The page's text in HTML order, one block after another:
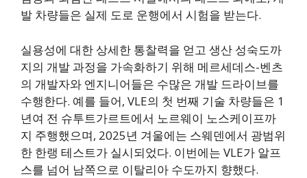
발 차량들은 실제 도로 운행에서 시험을 받는다.
실용성에 대한 상세한 통찰력을 얻고 생산 성숙도까
지의 개발 과정을 가속화하기 위해 메르세데스-벤츠
의 개발자와 엔지니어들은 수많은 개발 드라이브를
수행한다. 예를 들어, VLE의 첫 번째 기술 차량들은 1
년여 전 슈투트가르트에서 노르웨이 노스케이프까
지 주행했으며, 2025년 겨울에는 스웨덴에서 광범위
한 한랭 테스트가 실시되었다. 이번에는 VLE가 알프
스를 넘어 남쪽으로 이탈리아 수도까지 향했다.